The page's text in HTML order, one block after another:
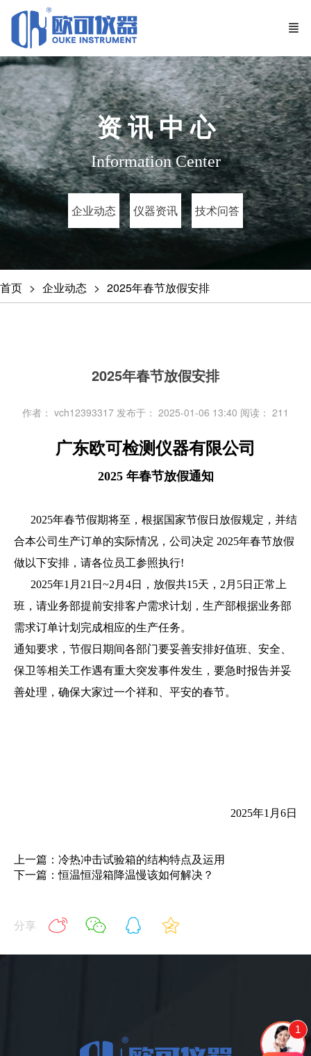
资 讯 中 心
Information Center
企业动态 仪器资讯 技术问答
首页 企业动态 2025年春节放假安排
2025年春节放假安排
作者： vch12393317 发布于： 2025-01-06 13:40 阅读： 211
广东欧可检测仪器有限公司
2025 年春节放假通知
2025年春节假期将至，根据国家节假日放假规定，并结
合本公司生产订单的实际情况，公司决定 2025年春节放假
做以下安排，请各位员工参照执行!
2025年1月21日~2月4日
，放假共15天，2月5日正常上
班， 请业务部提前安排客户需求计划，生产部根据业务部
需求订单计划完成相应的生产任务。
通知要求，节假日期间各部门要妥善安排好值班、安全、
保卫等相关工作遇有重大突发事件发生，要急时报告并妥
善处理，确保大家过一个祥和、平安的春节。
2025年1月6日
上一篇：冷热冲击试验箱的结构特点及运用
下一篇：恒温恒湿箱降温慢该如何解决？
分享
1